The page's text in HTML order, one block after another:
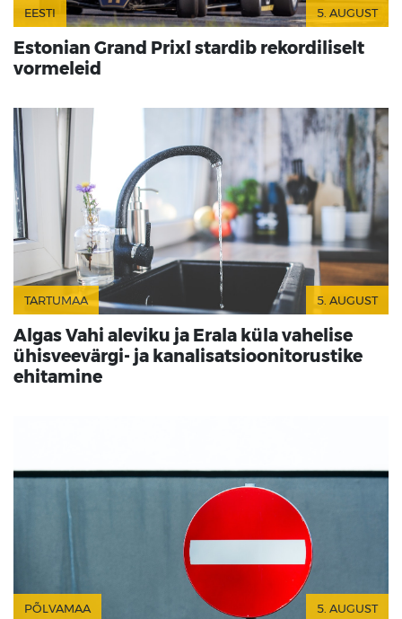
EESTI 5. AUGUST
Estonian Grand Prix´l stardib rekordiliselt
vormeleid
TARTUMAA 5. AUGUST
Algas Vahi aleviku ja Erala küla vahelise
ühisveevärgi- ja kanalisatsioonitorustike
ehitamine
PÕLVAMAA 5. AUGUST